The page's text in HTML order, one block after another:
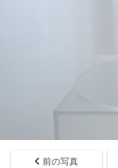
前の写真